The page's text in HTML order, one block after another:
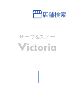
店舗検索
サーフ&スノー